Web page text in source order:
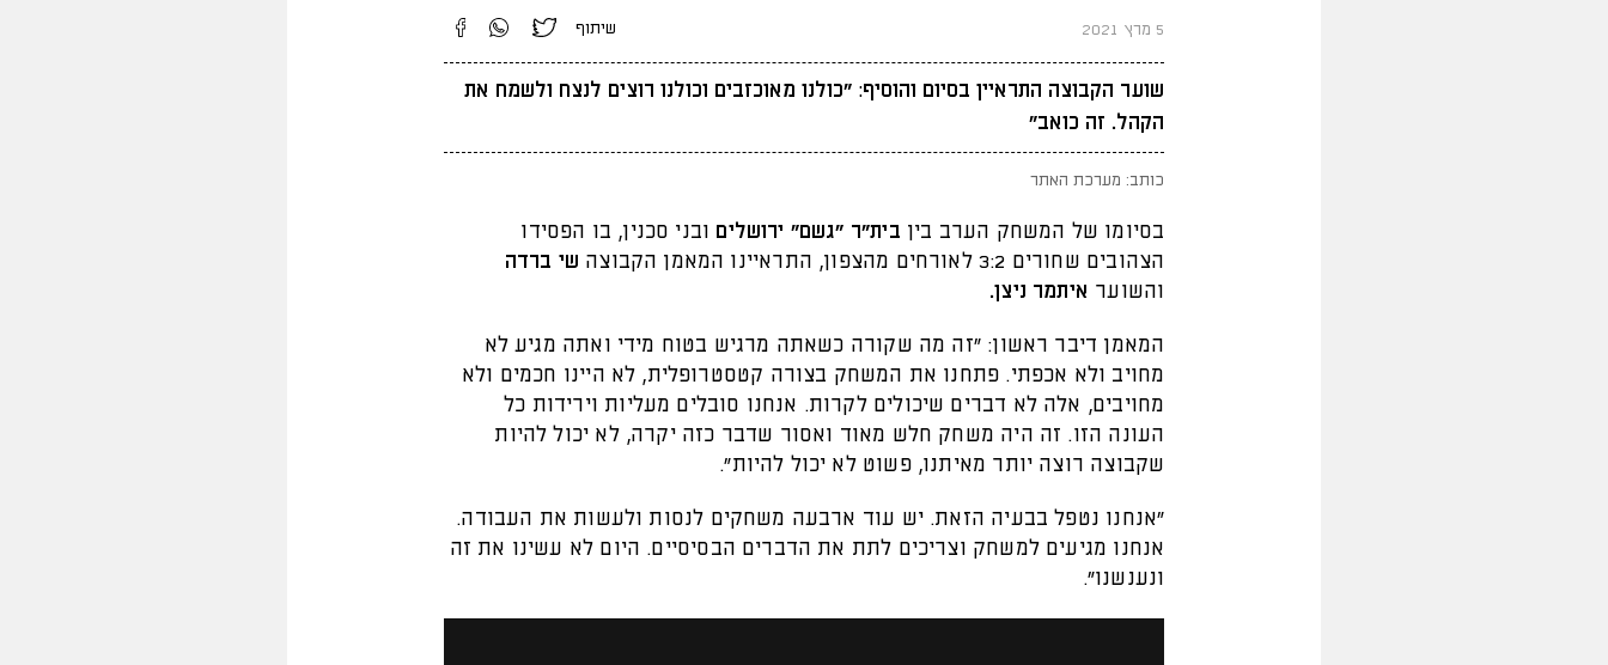
5 מרץ 2021 שיתוף
שוער הקבוצה התראיין בסיום והוסיף: "כולנו מאוכזבים וכולנו רוצים לנצח ולשמח את
הקהל. זה כואב"
כותב: מערכת האתר
בסיומו של המשחק הערב בין בית״ר "גשם" ירושלים ובני סכנין, בו הפסידו
הצהובים שחורים 3:2 לאורחים מהצפון, התראיינו המאמן הקבוצה
שי ברדה
והשוער איתמר ניצן.
המאמן דיבר ראשון: "זה מה שקורה כשאתה מרגיש בטוח מידי ואתה מגיע לא
מחויב ולא אכפתי. פתחנו את המשחק בצורה קטסטרופלית, לא היינו חכמים ולא
מחויבים, אלה לא דברים שיכולים לקרות. אנחנו סובלים מעליות וירידות כל
העונה הזו. זה היה משחק חלש מאוד ואסור שדבר כזה יקרה, לא יכול להיות
שקבוצה רוצה יותר מאיתנו, פשוט לא יכול להיות".
"אנחנו נטפל בבעיה הזאת. יש עוד ארבעה משחקים לנסות ולעשות את העבודה.
אנחנו מגיעים למשחק וצריכים לתת את הדברים הבסיסיים. היום לא עשינו את זה
ונענשנו".